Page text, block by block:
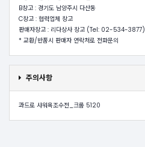
B창고 : 경기도 남양주시 다산동
C창고 : 협력업체 창고
판매자창고 : 리다상사 창고 (Tel: 02-534-3877)
* 교환/반품시 판매자 연락처로 전화문의
주의사항
콰드로 샤워욕조수전_크롬 5120